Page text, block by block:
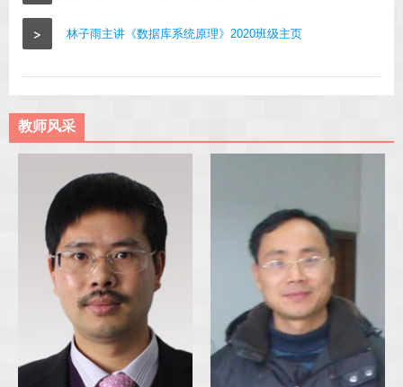
> 林子雨主讲《数据库系统原理》2020班级主页
教师风采